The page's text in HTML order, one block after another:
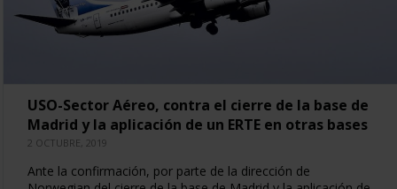
USO-Sector Aéreo, contra el cierre de la base de
Madrid y la aplicación de un ERTE en otras bases
2 OCTUBRE, 2019
Ante la confirmación, por parte de la dirección de